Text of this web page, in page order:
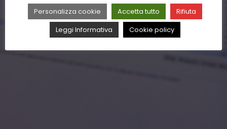
Personalizza cookie Accetta tutto
Rifiuta
Leggi Informativa
Cookie policy